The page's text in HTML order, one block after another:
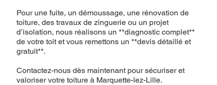
Pour une fuite, un démoussage, une rénovation de
toiture, des travaux de zinguerie ou un projet
d’isolation, nous réalisons un **diagnostic complet**
de votre toit et vous remettons un **devis détaillé et
gratuit**.
Contactez-nous dès maintenant pour sécuriser et
valoriser votre toiture à Marquette-lez-Lille.